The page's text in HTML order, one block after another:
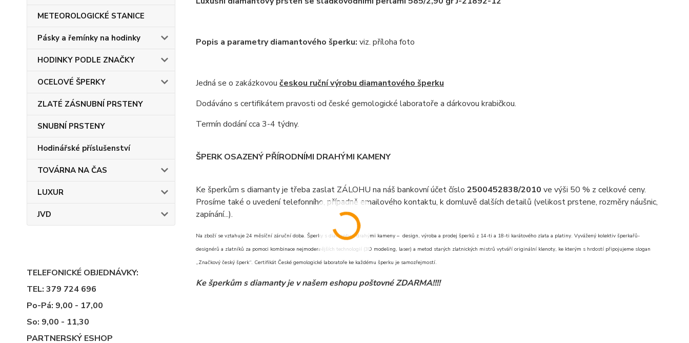
METEOROLOGICKÉ STANICE
Pásky a řemínky na hodinky
HODINKY PODLE ZNAČKY
OCELOVÉ ŠPERKY
ZLATÉ ZÁSNUBNÍ PRSTENY
SNUBNÍ PRSTENY
Hodinářské příslušenství
TOVÁRNA NA ČAS
LUXUR
JVD
TELEFONICKÉ OBJEDNÁVKY:
TEL: 379 724 696
Po-Pá: 9,00 - 17,00
So: 9,00 - 11,30
PARTNERSKÝ ESHOP
Popis a parametry diamantového šperku: viz. příloha foto
Jedná se o zakázkovou českou ruční výrobu diamantového šperku
Dodáváno s certifikátem pravosti od české gemologické laboratoře a dárkovou krabičkou.
Termín dodání cca 3-4 týdny.
ŠPERK OSAZENÝ PŘÍRODNÍMI DRAHÝMI KAMENY
Ke šperkům s diamanty je třeba zaslat ZÁLOHU na náš bankovní účet číslo 2500452838/2010 ve výši 50 % z celkové ceny.
Prosíme také o uvedení telefonního, případně emailového kontaktu, k domluvě dalších detailů (velikost prstene, rozměry náušnic,
zapínání...).
Na zboží se vztahuje 24 měsíční záruční doba. Šperky s diamanty a drahými kameny – design, výroba a prodej šperků z 14-ti a 18-ti karátového zlata a platiny. Vyvážený kolektiv šperkařů-
designérů a zlatníků za pomoci kombinace nejmodernějších technologií (3D modeling, laser) a metod starých zlatnických mistrů vytváří originální klenoty, ke kterým s hrdostí připojujeme slogan
„Značkový český šperk“. Certifikát České gemologické laboratoře ke každému šperku je samozřejmostí.
Ke šperkům s diamanty je v našem eshopu poštovné ZDARMA!!!!